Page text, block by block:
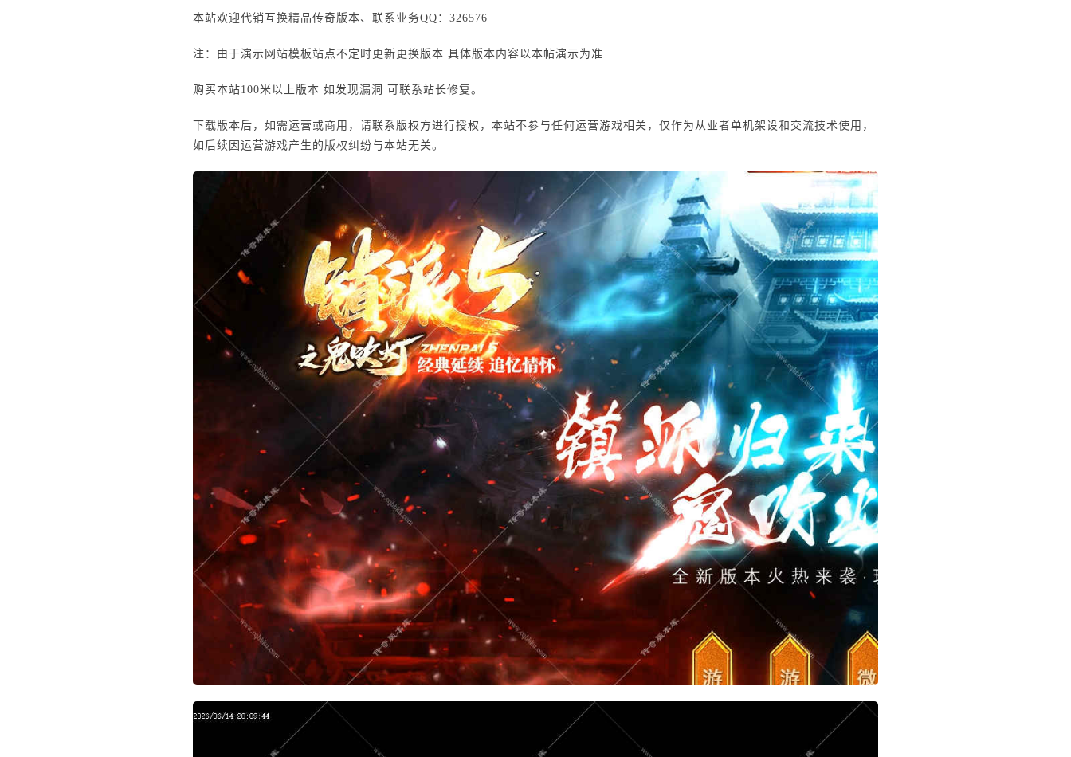
本站欢迎代销互换精品传奇版本、联系业务QQ：326576
注：由于演示网站模板站点不定时更新更换版本 具体版本内容以本帖演示为准
购买本站100米以上版本 如发现漏洞 可联系站长修复。
下载版本后，如需运营或商用，请联系版权方进行授权，本站不参与任何运营游戏相关，仅作为从业者单机架设和交流技术使用，
如后续因运营游戏产生的版权纠纷与本站无关。